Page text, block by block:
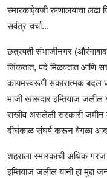
आर्थिक
सामाजिक
स्मारकाऐवजी रुग्णालयाचा लढा
सर्वत्र चर्चा...
छत्रपती संभाजीनगर
जिंकतात, पदे मिळवतात आणि
कायमस्वरूपी सकारात्मक बदल
माजी खासदार इम्तियाज जलील
राखीव असलेली सरकारी जमीन
दीर्घकाळ संघर्ष करून वेगळा
शहराला स्मारकाची अधिक
इम्तियाज जलील यांनी हा मुद्दा